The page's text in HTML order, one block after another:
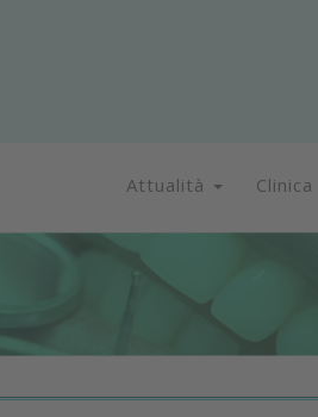
Attualità Clinica